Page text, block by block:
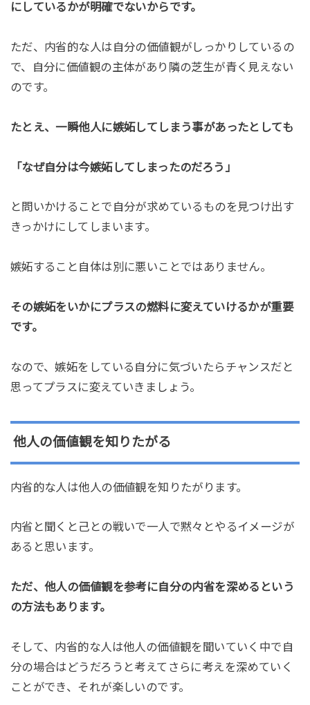
にしているかが明確でないからです。
ただ、内省的な人は自分の価値観がしっかりしているの
で、自分に価値観の主体があり隣の芝生が青く見えない
のです。
たとえ、一瞬他人に嫉妬してしまう事があったとしても
「なぜ自分は今嫉妬してしまったのだろう」
と問いかけることで自分が求めているものを見つけ出す
きっかけにしてしまいます。
嫉妬すること自体は別に悪いことではありません。
その嫉妬をいかにプラスの燃料に変えていけるかが重要
です。
なので、嫉妬をしている自分に気づいたらチャンスだと
思ってプラスに変えていきましょう。
他人の価値観を知りたがる
内省的な人は他人の価値観を知りたがります。
内省と聞くと己との戦いで一人で黙々とやるイメージが
あると思います。
ただ、他人の価値観を参考に自分の内省を深めるという
の方法もあります。
そして、内省的な人は他人の価値観を聞いていく中で自
分の場合はどうだろうと考えてさらに考えを深めていく
ことができ、それが楽しいのです。